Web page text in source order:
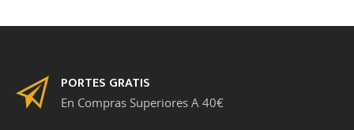
PORTES GRATIS
En Compras Superiores A 40€